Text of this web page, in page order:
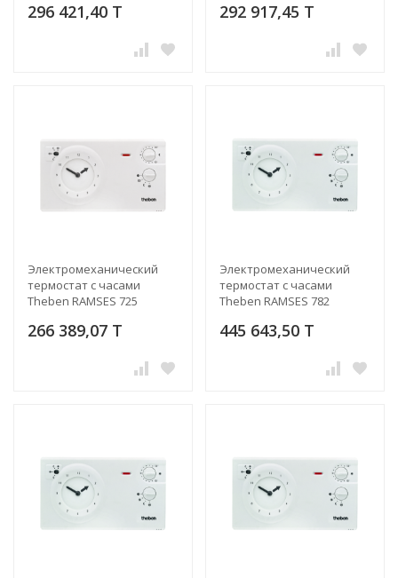
296 421,40 T 292 917,45 T
Электромеханический
термостат с часами
Theben RAMSES 725
266 389,07 T
Электромеханический
термостат с часами
Theben RAMSES 782
445 643,50 T